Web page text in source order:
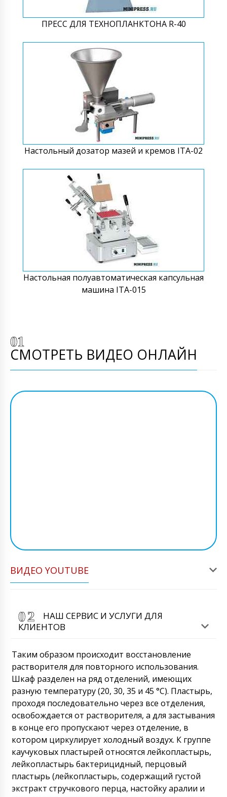
ПРЕСС ДЛЯ ТЕХНОПЛАНКТОНА R-40
Настольный дозатор мазей и кремов ITA-02
Настольная полуавтоматическая капсульная
машина ITA-015
СМОТРЕТЬ ВИДЕО ОНЛАЙН
ВИДЕО YOUTUBE
НАШ СЕРВИС И УСЛУГИ ДЛЯ
КЛИЕНТОВ
Таким образом происходит восстановление
растворителя для повторного использования.
Шкаф разделен на ряд отделений, имеющих
разную температуру (20, 30, 35 и 45 °С). Пластырь,
проходя последовательно через все отделения,
освобождается от растворителя, а для застывания
в конце его пропускают через отделение, в
котором циркулирует холодный воздух. К группе
каучуковых пластырей относятся лейкопластырь,
лейкопластырь бактерицидный, перцовый
пластырь (лейкопластырь, содержащий густой
экстракт стручкового перца, настойку аралии и